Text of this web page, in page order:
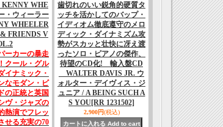
WHE
・ウィーラー
WHEELER
FRIENDS V
ーカーの暴走
クール・グル
イナミック・
なモダン・ビ
の正統と英国
ヴ・ジャズの
熱演でフレッ
せる充実の70
歯切れのいい鋭角的硬質タ
ッチを活かしてのバップ・
イディオム徹底遵守のメロ
ディック・ダイナミズム攻
勢がスカッと壮快に冴え渡
ったソロ・ピアノの傑作、
待望のCD化! 輸入盤CD
WALTER DAVIS JR. ウ
ォルター・デイヴィス・ジ
ュニア / A BEING SUCH A
S YOU[RR 1231502]
2,900円(税込)